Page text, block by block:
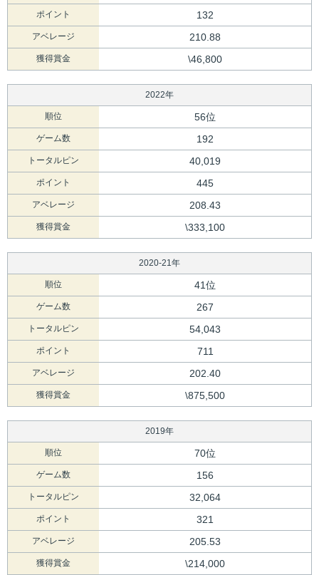
ポイント 132
アベレージ 210.88
獲得賞金 \46,800
2022年
順位 56位
ゲーム数 192
トータルピン 40,019
ポイント 445
アベレージ 208.43
獲得賞金 \333,100
2020-21年
順位 41位
ゲーム数 267
トータルピン 54,043
ポイント 711
アベレージ 202.40
獲得賞金 \875,500
2019年
順位 70位
ゲーム数 156
トータルピン 32,064
ポイント 321
アベレージ 205.53
獲得賞金 \214,000